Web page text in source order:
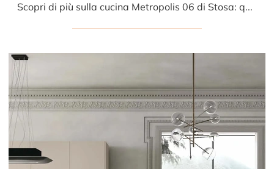
Scopri di più sulla cucina Metropolis 06 di Stosa: questa soluzione in Pet sarà la scelta ideale per te!